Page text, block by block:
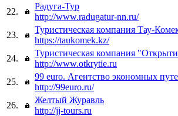
22.
Радуга-Тур
http://www.radugatur-nn.ru/
23.
Туристическая компания Тау-
https://taukomek.kz/
24.
Туристическая компания
http://www.otkrytie.ru
25.
99 euro. Агентство экономных
http://99euro.ru/
26.
Желтый Журавль
http://jj-tours.ru